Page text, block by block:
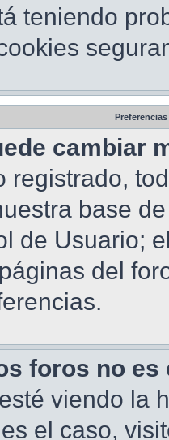
teniendo
cambiar
registrado,
base
de Usuario;
del
foros no
viendo la
el caso,